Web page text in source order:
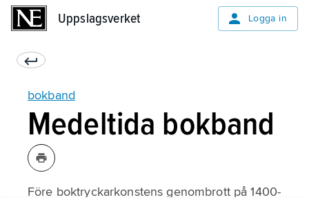
Uppslagsverket Logga in
bokband
Medeltida bokband
Före boktryckarkonstens genombrott på 1400-